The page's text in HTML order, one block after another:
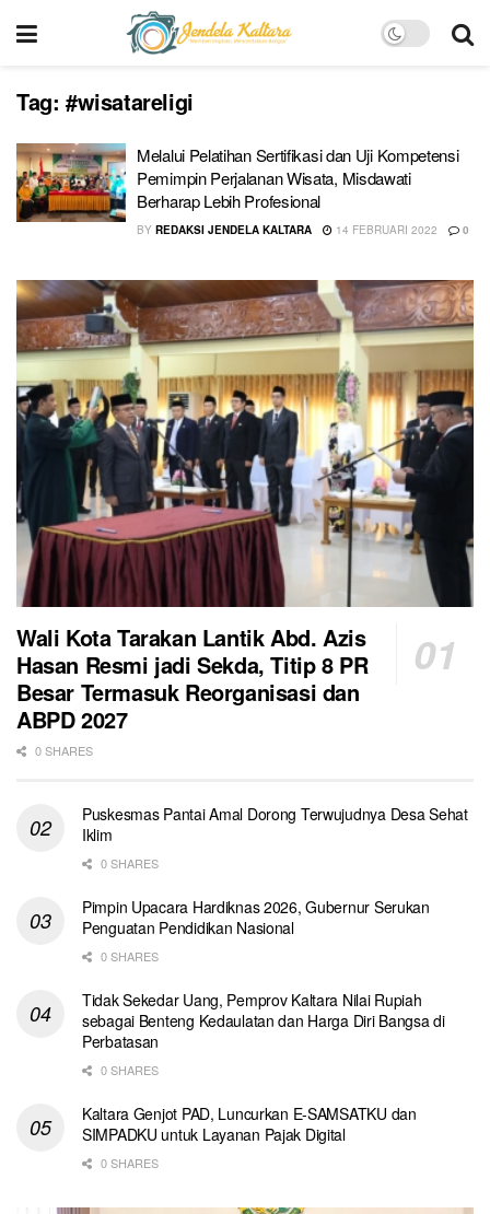
Tag: #wisatareligi
Melalui Pelatihan Sertifikasi dan Uji Kompetensi
Pemimpin Perjalanan Wisata, Misdawati
Berharap Lebih Profesional
BY REDAKSI JENDELA KALTARA 14 FEBRUARI 2022 0
Wali Kota Tarakan Lantik Abd. Azis
Hasan Resmi jadi Sekda, Titip 8 PR
Besar Termasuk Reorganisasi dan
ABPD 2027
0 SHARES
Puskesmas Pantai Amal Dorong Terwujudnya Desa Sehat
Iklim
0 SHARES
Pimpin Upacara Hardiknas 2026, Gubernur Serukan
Penguatan Pendidikan Nasional
0 SHARES
Tidak Sekedar Uang, Pemprov Kaltara Nilai Rupiah
sebagai Benteng Kedaulatan dan Harga Diri Bangsa di
Perbatasan
0 SHARES
Kaltara Genjot PAD, Luncurkan E-SAMSATKU dan
SIMPADKU untuk Layanan Pajak Digital
0 SHARES